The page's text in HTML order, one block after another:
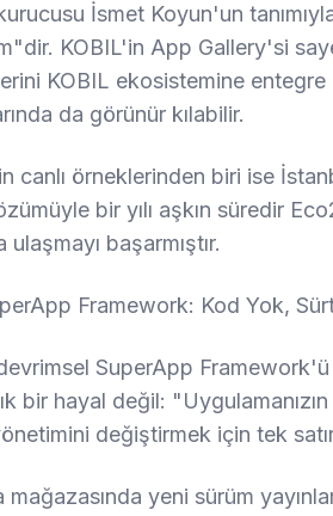
İsmet Koyun'un
KOBIL'in App Gallery'si
KOBIL ekosistemine
da görünür kılabilir.
canlı örneklerinden biri ise
bir yılı aşkın süredir
ulaşmayı başarmıştır.
Framework: Kod Yok,
SuperApp
bir hayal değil:
değiştirmek için tek
mağazasında yeni sürüm